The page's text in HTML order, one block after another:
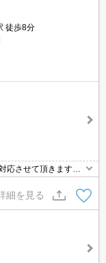
徒歩8分
応させて頂きます～
細を見る